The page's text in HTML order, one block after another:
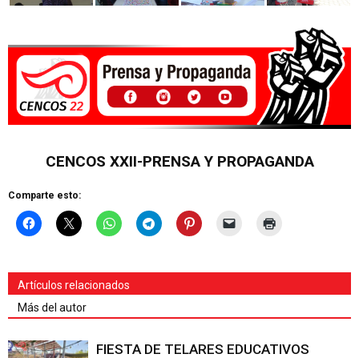
CENCOS XXII-PRENSA Y PROPAGANDA
Comparte esto:
Artículos relacionados
Más del autor
FIESTA DE TELARES EDUCATIVOS